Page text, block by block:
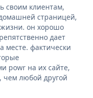
своим клиентам,
страницей,
жизни. он хорошо
дает
месте. фактически
powr на их сайте,
чем любой другой